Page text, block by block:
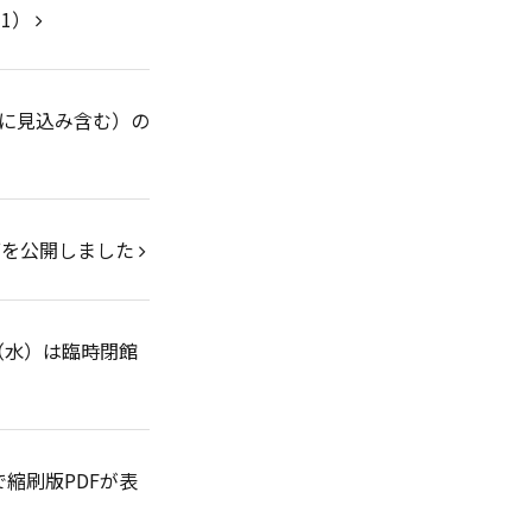
見込み含む）の
公開しました
）は臨時閉館
縮刷版PDFが表